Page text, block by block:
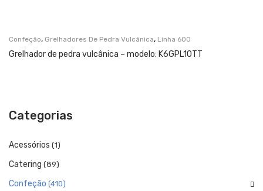
CONTACTOS
Confeção, Grelhadores De Pedra Vulcânica, Linha 600
Grelhador de pedra vulcânica – modelo: K6GPL10TT
Categorias
Acessórios (1)
Catering (89)
Confeção (410)